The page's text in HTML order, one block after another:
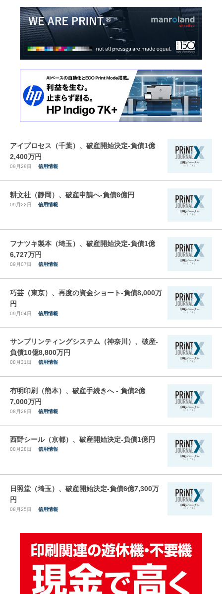
アイプロセス（千葉）、破産開始決定-負債1億
2,400万円
09月29日 信用情報
耕文社（静岡）、破産申請へ-負債6億円
09月22日 信用情報
フナツキ製本（埼玉）、破産開始決定-負債1億
6,727万円
09月07日 信用情報
巧芸（東京）、再度の資金ショート-負債8,000万
円
09月04日 信用情報
サンプリンティングシステム（神奈川）、破産-
負債10億8,800万円
08月31日 信用情報
有明印刷（熊本）、破産手続きへ - 負債2億
7,000万円
08月28日 信用情報
西野シール（京都）、破産開始決定-負債1億円
08月28日 信用情報
日照堂（埼玉）、破産開始決定-負債6億7,300万
円
08月25日 信用情報